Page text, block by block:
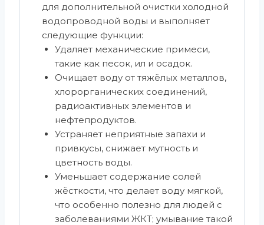
для дополнительной очистки холодной
водопроводной воды и выполняет
следующие функции:
Удаляет механические примеси,
такие как песок, ил и осадок.
Очищает воду от тяжёлых металлов,
хлорорганических соединений,
радиоактивных элементов и
нефтепродуктов.
Устраняет неприятные запахи и
привкусы, снижает мутность и
цветность воды.
Уменьшает содержание солей
жёсткости, что делает воду мягкой,
что особенно полезно для людей с
заболеваниями ЖКТ; умывание такой